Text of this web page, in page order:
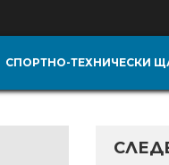
СПОРТНО-ТЕХНИЧЕСКИ